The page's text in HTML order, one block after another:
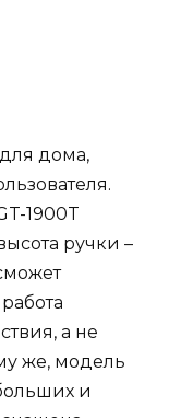
дома,
1900T
ручки –
а не
же, модель
и